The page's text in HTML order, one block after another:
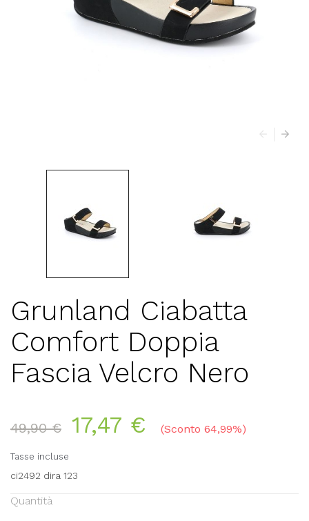
Grunland Ciabatta
Comfort Doppia
Fascia Velcro Nero
49,90 € 17,47 € Sconto 64,99%
Tasse incluse
ci2492 dira 123
Quantità